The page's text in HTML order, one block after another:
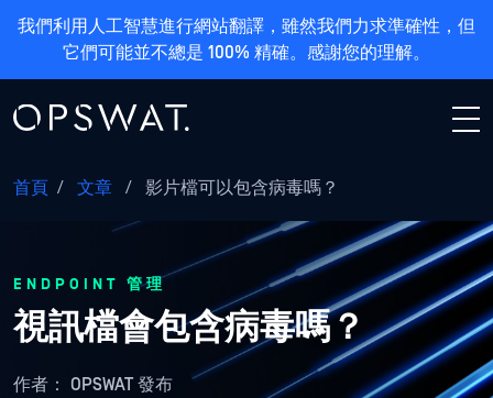
我們利用人工智慧進行網站翻譯，雖然我們力求準確性，但
它們可能並不總是 100% 精確。感謝您的理解。
首頁 / 文章 / 影片檔可以包含病毒嗎？
ENDPOINT 管理
視訊檔會包含病毒嗎？
作者： OPSWAT 發布